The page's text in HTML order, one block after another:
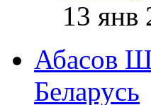
13 янв
Абасов
Беларусь